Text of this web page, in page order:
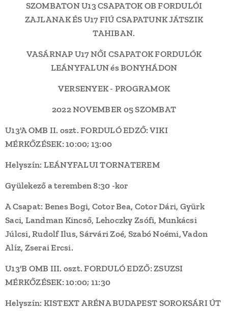
SZOMBATON U13 CSAPATOK OB FORDULÓI
ZAJLANAK ÉS U17 FIÚ CSAPATUNK JÁTSZIK
TAHIBAN.
VASÁRNAP U17 NŐI CSAPATOK FORDULÓK
LEÁNYFALUN és BONYHÁDON
VERSENYEK - PROGRAMOK
2022 NOVEMBER 05 SZOMBAT
U13'A OMB II. oszt. FORDULÓ EDZŐ: VIKI
MÉRKŐZÉSEK: 10:00; 13:00
Helyszín: LEÁNYFALUI TORNATEREM
Gyülekező a teremben 8:30 -kor
A Csapat: Benes Bogi, Cotor Bea, Cotor Dári, Gyürk
Saci, Landman Kincső, Lehoczky Zsófi, Munkácsi
Júlcsi, Rudolf Ilus, Sárvári Zoé, Szabó Noémi, Vadon
Alíz, Zserai Ercsi.
U13'B OMB III. oszt. FORDULÓ EDZŐ: ZSUZSI
MÉRKŐZÉSEK: 10:00; 11:30
Helyszín: KISTEXT ARÉNA BUDAPEST SOROKSÁRI ÚT